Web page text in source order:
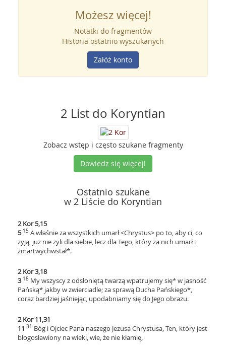
Możesz więcej!
Notatki do fragmentów
Historia ostatnio wyszukanych
Załóż konto
2 List do Koryntian
Zobacz wstęp i często szukane fragmenty
Dowiedz się więcej!
Ostatnio szukane
w 2 Liście do Koryntian
2 Kor 5,15
5 15 A właśnie za wszystkich umarł <Chrystus> po to, aby ci, co
żyją, już nie żyli dla siebie, lecz dla Tego, który za nich umarł i
zmartwychwstał*.
2 Kor 3,18
3 18 My wszyscy z odsłoniętą twarzą wpatrujemy się* w jasność
Pańską* jakby w zwierciadle; za sprawą Ducha Pańskiego*,
coraz bardziej jaśniejąc, upodabniamy się do Jego obrazu.
2 Kor 11,31
11 31 Bóg i Ojciec Pana naszego Jezusa Chrystusa, Ten, który jest
błogosławiony na wieki, wie, że nie kłamię,